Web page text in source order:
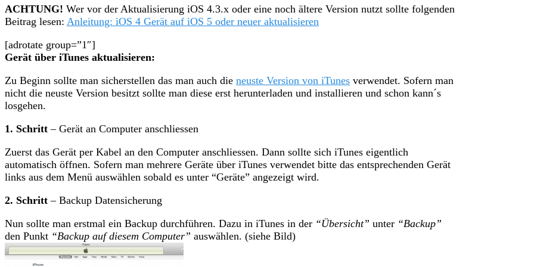
ACHTUNG! Wer vor der Aktualisierung iOS 4.3.x oder eine noch ältere Version nutzt sollte folgenden
Beitrag lesen: Anleitung: iOS 4 Gerät auf iOS 5 oder neuer aktualisieren
[adrotate group=”1″]
Gerät über iTunes aktualisieren:
Zu Beginn sollte man sicherstellen das man auch die neuste Version von iTunes verwendet. Sofern man
nicht die neuste Version besitzt sollte man diese erst herunterladen und installieren und schon kann´s
losgehen.
1. Schritt – Gerät an Computer anschliessen
Zuerst das Gerät per Kabel an den Computer anschliessen. Dann sollte sich iTunes eigentlich
automatisch öffnen. Sofern man mehrere Geräte über iTunes verwendet bitte das entsprechenden Gerät
links aus dem Menü auswählen sobald es unter “Geräte” angezeigt wird.
2. Schritt – Backup Datensicherung
Nun sollte man erstmal ein Backup durchführen. Dazu in iTunes in der “Übersicht” unter “Backup”
den Punkt “Backup auf diesem Computer” auswählen. (siehe Bild)